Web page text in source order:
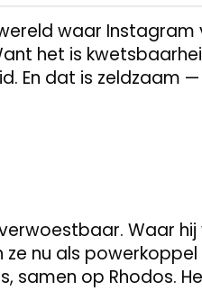
waar
het is
En dat is zeldzaam
Waar
nu als
samen op Rhodos.